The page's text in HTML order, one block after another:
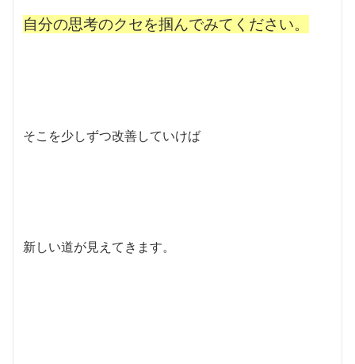
自分の思考のクセを掴んでみてください。
そこを少しずつ改善していけば
新しい道が見えてきます。